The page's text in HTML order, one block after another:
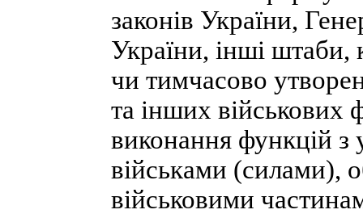
законів України,
України, інші штаби,
чи тимчасово
та інших військових
виконання функцій з
військами (силами),
військовими